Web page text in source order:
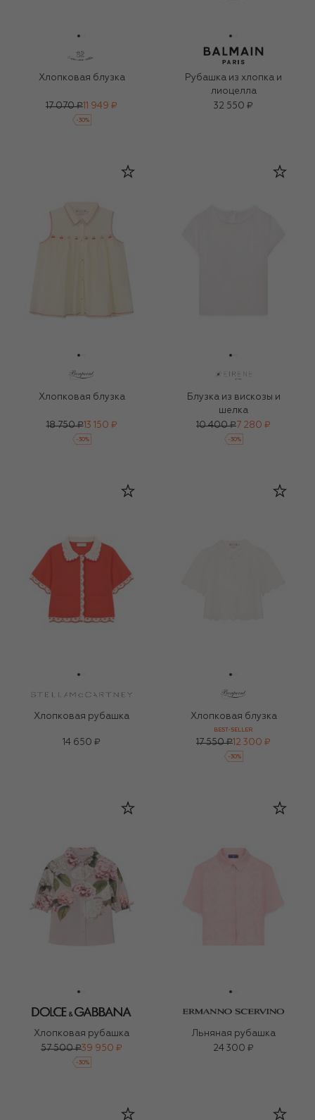
Хлопковая блузка
17 070 ₽ 11 949 ₽
-30%
Рубашка из хлопка и
лиоцелла
32 550 ₽
Хлопковая блузка
18 750 ₽13 150 ₽
-30%
Блузка из вискозы и
шелка
10 400 ₽7 280 ₽
-30%
Хлопковая рубашка
14 650 ₽
Хлопковая блузка
BEST-SELLER
17 550 ₽ 12 300 ₽
-30%
Хлопковая рубашка
57 500 ₽39 950 ₽
-30%
Льняная рубашка
24 300 ₽